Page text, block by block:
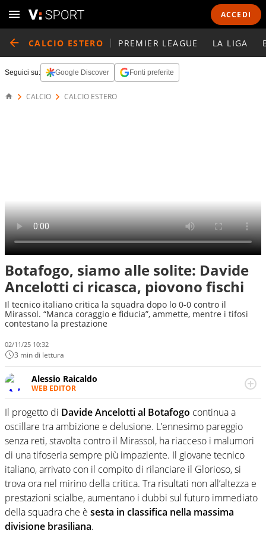
ACCEDI
CALCIO ESTERO PREMIER LEAGUE LA LIGA
Seguici su: Google Discover Fonti preferite
CALCIO CALCIO ESTERO
Botafogo, siamo alle solite: Davide
Ancelotti ci ricasca, piovono fischi
Il tecnico italiano critica la squadra dopo lo 0-0 contro il
Mirassol. “Manca coraggio e fiducia”, ammette, mentre i tifosi
contestano la prestazione
02/11/25 10:32
3 min di lettura
Alessio Raicaldo
WEB EDITOR
Un figlio che si chiama Diego e la tesi di laurea sugli stadi
di proprietà in Italia. Il calcio quale filo conduttore
irrinunciabile tra passione e professione. Per Virgilio
Sport indaga, approfondisce e scandaglia l'universo
mondo dello sport per antonomasia
Il progetto di Davide Ancelotti al Botafogo continua a
oscillare tra ambizione e delusione. L’ennesimo pareggio
senza reti, stavolta contro il Mirassol, ha riacceso i malumori
di una tifoseria sempre più impaziente. Il giovane tecnico
italiano, arrivato con il compito di rilanciare il Glorioso, si
trova ora nel mirino della critica. Tra risultati non all’altezza e
prestazioni scialbe, aumentano i dubbi sul futuro immediato
della squadra che è sesta in classifica nella massima
divisione brasiliana.